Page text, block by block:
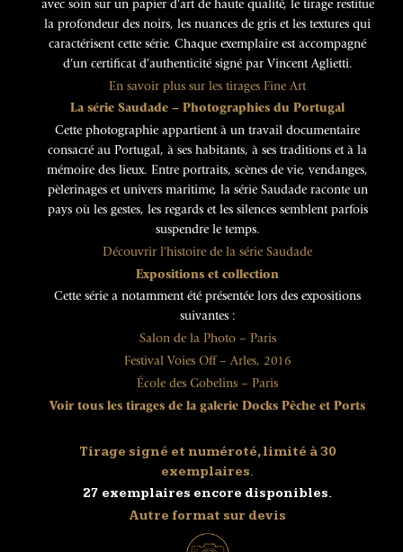
avec soin sur un papier d’art de haute qualité, le tirage restitue
la profondeur des noirs, les nuances de gris et les textures qui
caractérisent cette série. Chaque exemplaire est accompagné
d’un certificat d’authenticité signé par Vincent Aglietti.
En savoir plus sur les tirages Fine Art
La série Saudade – Photographies du Portugal
Cette photographie appartient à un travail documentaire
consacré au Portugal, à ses habitants, à ses traditions et à la
mémoire des lieux. Entre portraits, scènes de vie, vendanges,
pèlerinages et univers maritime, la série Saudade raconte un
pays où les gestes, les regards et les silences semblent parfois
suspendre le temps.
Découvrir l’histoire de la série Saudade
Expositions et collection
Cette série a notamment été présentée lors des expositions
suivantes :
Salon de la Photo – Paris
Festival Voies Off – Arles, 2016
École des Gobelins – Paris
Voir tous les tirages de la galerie Docks Pêche et Ports
Tirage signé et numéroté, limité à 30
exemplaires.
27 exemplaires encore disponibles.
Autre format sur devis